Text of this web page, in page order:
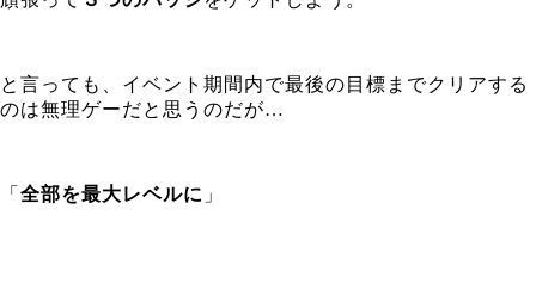
と言っても、イベント期間内で最後の目標までクリアする
のは無理ゲーだと思うのだが…
「 全部を最大レベルに 」